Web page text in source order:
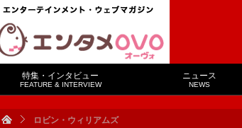
特集・インタビュー
FEATURE & INTERVIEW
ニュース
NEWS
ロビン・ウィリアムズ